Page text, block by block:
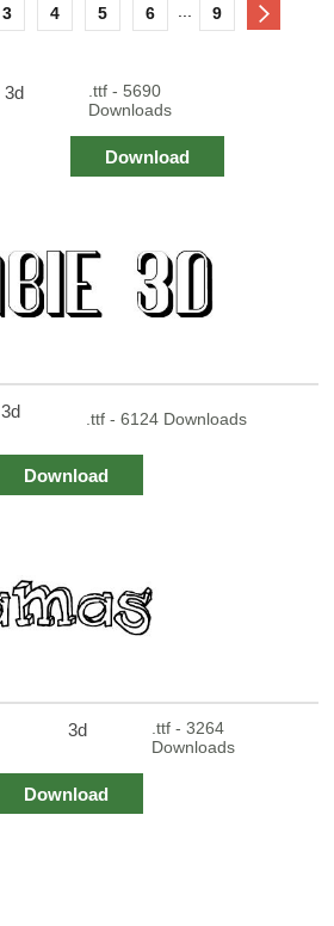
3 4 5 6 9
3d
.ttf - 5690
Downloads
Download
3d .ttf - 6124 Downloads
Download
3d
.ttf - 3264
Downloads
Download